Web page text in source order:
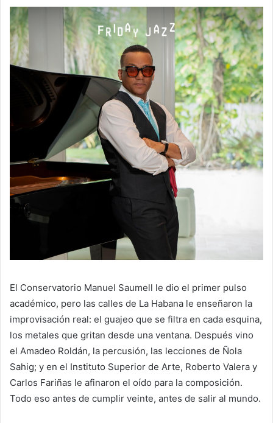
El Conservatorio Manuel Saumell le dio el primer pulso
académico, pero las calles de La Habana le enseñaron la
improvisación real: el guajeo que se filtra en cada esquina,
los metales que gritan desde una ventana. Después vino
el Amadeo Roldán, la percusión, las lecciones de Ñola
Sahig; y en el Instituto Superior de Arte, Roberto Valera y
Carlos Fariñas le afinaron el oído para la composición.
Todo eso antes de cumplir veinte, antes de salir al mundo.